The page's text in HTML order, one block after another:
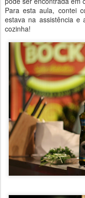
Para esta aula, contei
estava na assistência
cozinha!